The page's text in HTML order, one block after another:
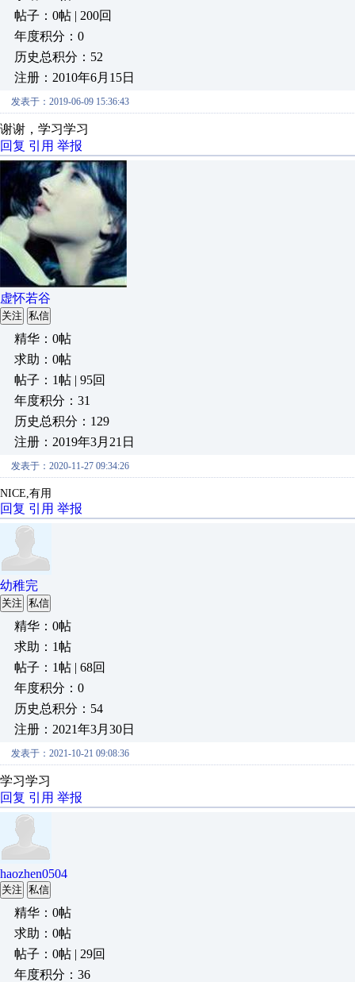
帖子：0帖 | 200回
年度积分：0
历史总积分：52
注册：2010年6月15日
发表于：2019-06-09 15:36:43
谢谢，学习学习
回复 引用 举报
虚怀若谷
关注 私信
精华：0帖
求助：0帖
帖子：1帖 | 95回
年度积分：31
历史总积分：129
注册：2019年3月21日
发表于：2020-11-27 09:34:26
NICE,有用
回复 引用 举报
幼稚完
关注 私信
精华：0帖
求助：1帖
帖子：1帖 | 68回
年度积分：0
历史总积分：54
注册：2021年3月30日
发表于：2021-10-21 09:08:36
学习学习
回复 引用 举报
haozhen0504
关注 私信
精华：0帖
求助：0帖
帖子：0帖 | 29回
年度积分：36